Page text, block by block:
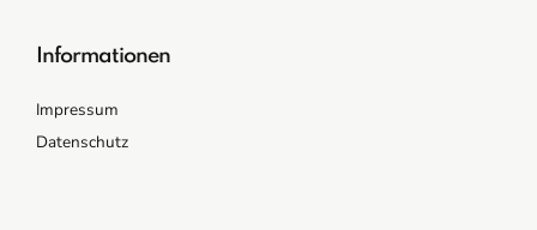
Informationen
Impressum
Datenschutz